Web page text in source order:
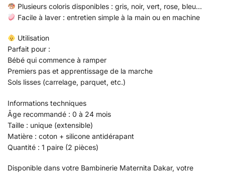
Plusieurs coloris disponibles : gris, noir, vert, rose, bleu…
Facile à laver : entretien simple à la main ou en machine
Utilisation
Parfait pour :
Bébé qui commence à ramper
Premiers pas et apprentissage de la marche
Sols lisses (carrelage, parquet, etc.)
Informations techniques
Âge recommandé : 0 à 24 mois
Taille : unique (extensible)
Matière : coton + silicone antidérapant
Quantité : 1 paire (2 pièces)
Disponible dans votre Bambinerie Maternita Dakar, votre